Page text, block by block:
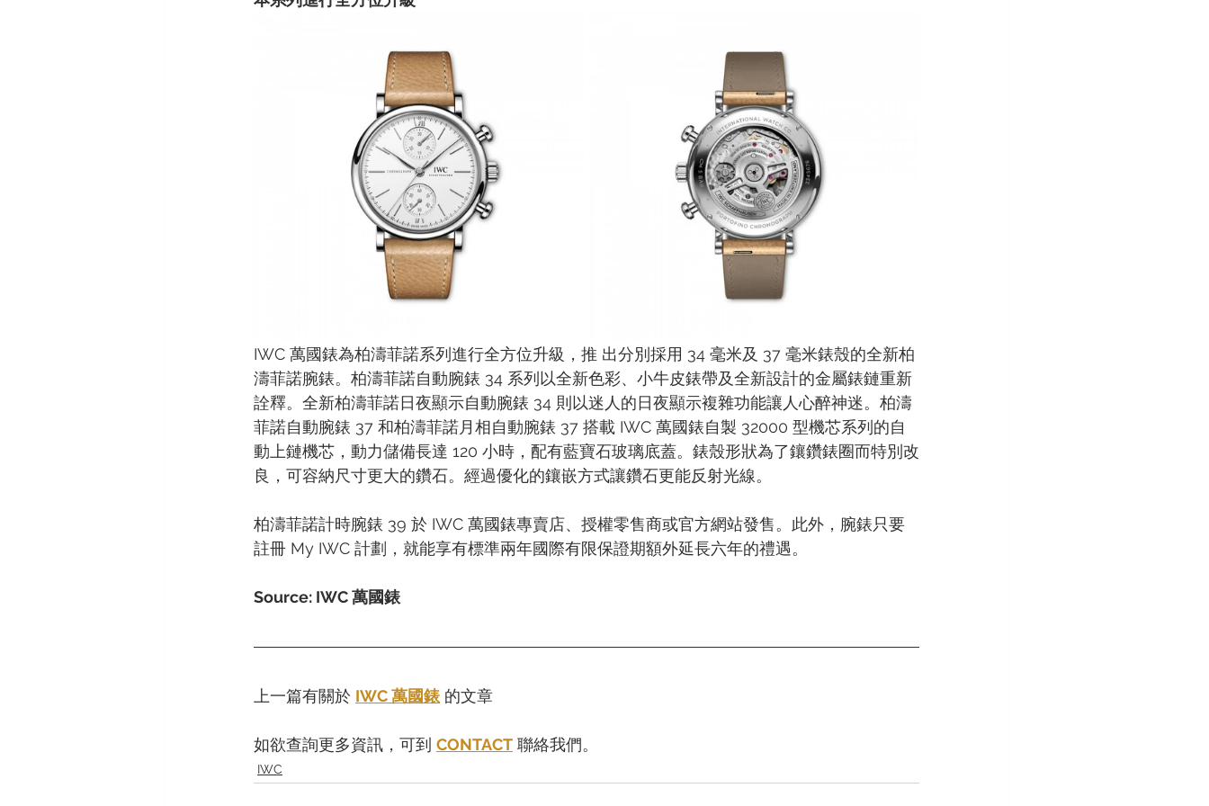
IWC 萬國錶為柏濤菲諾系列進行全方位升級，推 出分別採用 34 毫米及 37 毫米錶殼的全新柏
濤菲諾腕錶。柏濤菲諾自動腕錶 34 系列以全新色彩、小牛皮錶帶及全新設計的金屬錶鏈重新
詮釋。全新柏濤菲諾日夜顯示自動腕錶 34 則以迷人的日夜顯示複雜功能讓人心醉神迷。柏濤
菲諾自動腕錶 37 和柏濤菲諾月相自動腕錶 37 搭載 IWC 萬國錶自製 32000 型機芯系列的自
動上鏈機芯，動力儲備長達 120 小時，配有藍寶石玻璃底蓋。錶殼形狀為了鑲鑽錶圈而特別改
良，可容納尺寸更大的鑽石。經過優化的鑲嵌方式讓鑽石更能反射光線。
柏濤菲諾計時腕錶 39 於 IWC 萬國錶專賣店、授權零售商或官方網站發售。此外，腕錶只要
註冊 My IWC 計劃，就能享有標準兩年國際有限保證期額外延長六年的禮遇。
Source: IWC 萬國錶
上一篇有關於 IWC 萬國錶 的文章
如欲查詢更多資訊，可到 CONTACT 聯絡我們。
IWC